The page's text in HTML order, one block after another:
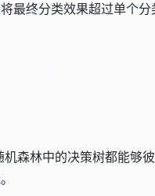
最终分类效果超过单个分
森林中的决策树都能够